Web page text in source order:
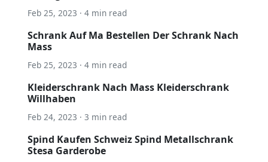
Feb 25, 2023 · 4 min read
Schrank Auf Ma Bestellen Der Schrank Nach
Mass
Feb 25, 2023 · 4 min read
Kleiderschrank Nach Mass Kleiderschrank
Willhaben
Feb 24, 2023 · 3 min read
Spind Kaufen Schweiz Spind Metallschrank
Stesa Garderobe